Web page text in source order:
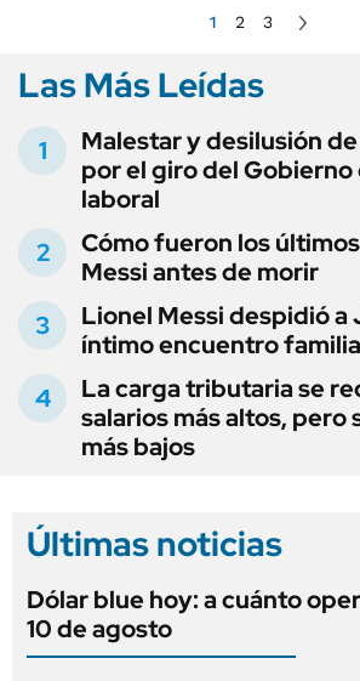
1 2 3
Las Más Leídas
Malestar y desilusión
por el giro del Gobierno
laboral
Cómo fueron los
Messi antes de morir
Lionel Messi despidió a
íntimo encuentro
La carga tributaria se
salarios más altos, pero
más bajos
Últimas noticias
Dólar blue hoy: a cuánto
10 de agosto